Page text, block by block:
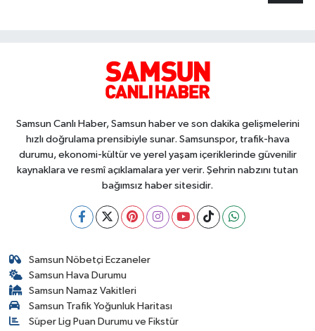
Samsun Canlı Haber, Samsun haber ve son dakika gelişmelerini
hızlı doğrulama prensibiyle sunar. Samsunspor, trafik-hava
durumu, ekonomi-kültür ve yerel yaşam içeriklerinde güvenilir
kaynaklara ve resmî açıklamalara yer verir. Şehrin nabzını tutan
bağımsız haber sitesidir.
Samsun Nöbetçi Eczaneler
Samsun Hava Durumu
Samsun Namaz Vakitleri
Samsun Trafik Yoğunluk Haritası
Süper Lig Puan Durumu ve Fikstür